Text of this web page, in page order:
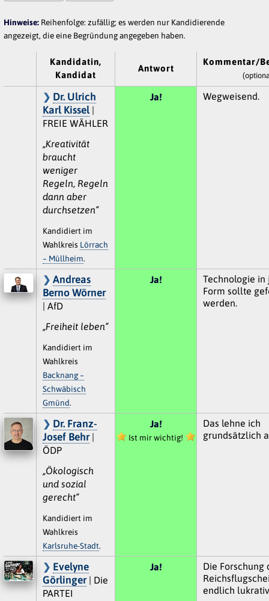
Hinweise: Reihenfolge: zufällig; es werden nur Kandidierende
angezeigt, die eine Begründung angegeben haben.
Kandidatin,
Kandidat
Antwort
Kommentar/
Dr. Ulrich
Karl Kissel |
FREIE WÄHLER
„Kreativität
braucht
weniger
Regeln, Regeln
dann aber
durchsetzen“
Kandidiert im
Wahlkreis Lörrach
– Müllheim.
Ja! Wegweisend.
Andreas
Berno Wörner
| AfD
„Freiheit leben“
Kandidiert im
Wahlkreis
Backnang –
Schwäbisch
Gmünd.
Ja!
Technologie in
Form sollte
werden.
Dr. Franz-
Josef Behr|
ÖDP
„Ökologisch
und sozial
gerecht“
Kandidiert im
Wahlkreis
Karlsruhe-Stadt.
Ja!
Ist mir wichtig!
Das lehne ich
grundsätzlich
Evelyne
Görlinger| Die
PARTEI
Ja!
Die Forschung
endlich